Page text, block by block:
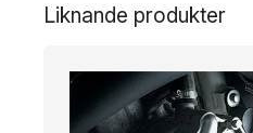
Liknande produkter